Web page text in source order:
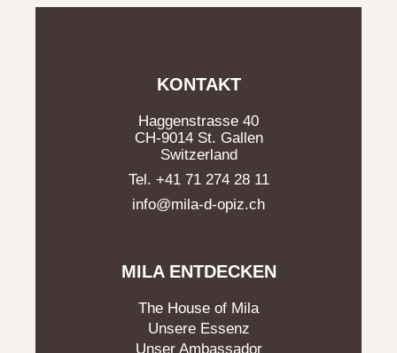
KONTAKT
Haggenstrasse 40
CH-9014 St. Gallen
Switzerland
Tel. +41 71 274 28 11
info@mila-d-opiz.ch
MILA ENTDECKEN
The House of Mila
Unsere Essenz
Unser Ambassador